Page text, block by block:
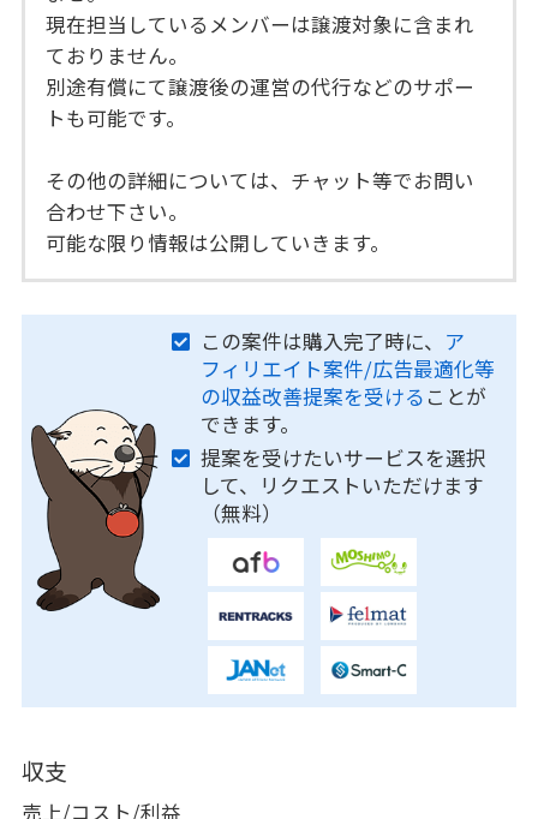
現在担当しているメンバーは譲渡対象に含まれ
ておりません。
別途有償にて譲渡後の運営の代行などのサポー
トも可能です。
その他の詳細については、チャット等でお問い
合わせ下さい。
可能な限り情報は公開していきます。
この案件は購入完了時に、 ア
フィリエイト案件/広告最適化等
の収益改善提案を受ける ことが
できます。
提案を受けたいサービスを選択
して、リクエストいただけます
（無料）
収支
売上/コスト/利益